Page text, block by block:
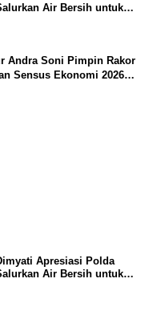
Air Bersih untuk
Andra Soni Pimpin Rakor
Sensus Ekonomi 2026
Apresiasi Polda
Air Bersih untuk